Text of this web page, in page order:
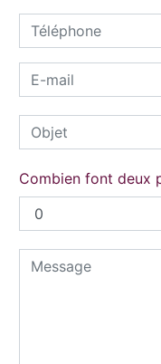
Combien font deux